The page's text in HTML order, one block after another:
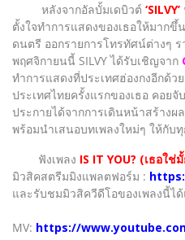
หลังจากอัลบั้มเดบิวต์ ‘SILVY’
ตั้งใจทำการแสดงของเธอให้มาก
ดนตรี ออกรายการโทรทัศน์ต่างๆ
พฤศจิกายนนี้ SILVY ได้รับเชิญจาก
ทำการแสดงที่ประเทศฮ่องกงอีกด้
ประเทศไทยครั้งแรกของเธอ คอย
ประกายได้จากการเดินหน้าสร้างผ
พร้อมนำเสนอบทเพลงใหม่ๆ ให้กับ
ฟังเพลง IS IT YOU? (เธอใช่
มิวสิคสตรีมมิงแพลตฟอร์ม :
และรับชมมิวสิควีดีโอของเพลงนี้ไ
MV: https://